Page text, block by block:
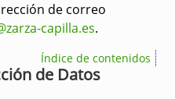
de correo
capilla.es.
Índice de contenidos
de Datos